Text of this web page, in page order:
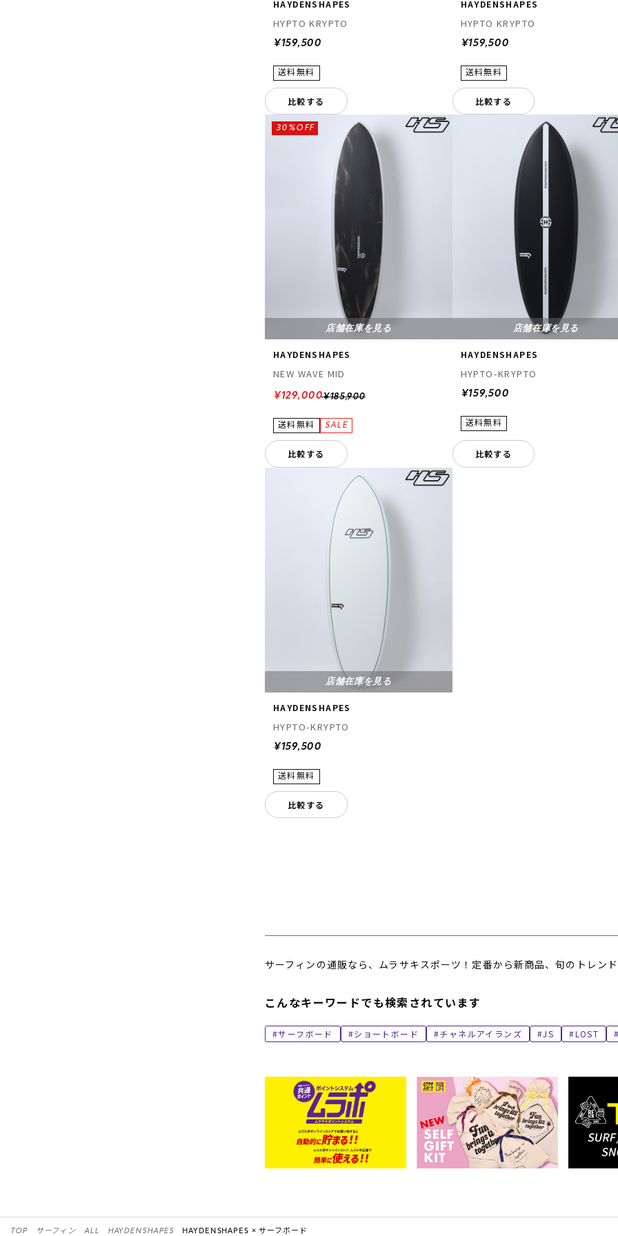
HAYDENSHAPES
HYPTO KRYPTO
¥159,500
比較する
HAYDENSHAPES
HYPTO KRYPTO
¥159,500
比較する
店舗在庫を見る
HAYDENSHAPES
NEW WAVE MID
¥185,900
30%OFF
¥129,000
比較する
店舗在庫を見る
HAYDENSHAPES
HYPTO-KRYPTO
¥159,500
比較する
店舗在庫を見る
HAYDENSHAPES
HYPTO-KRYPTO
¥159,500
比較する
サーフィンの通販なら、ムラサキスポーツ！定番から新商品、旬のトレン
こんなキーワードでも検索されています
サーフボード ショートボード チャネルアイランズ JS LOST
TOP サーフィン ALL HAYDENSHAPES HAYDENSHAPES × サーフボード